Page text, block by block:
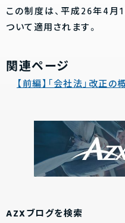
この制度は、平成26年4
ついて適用されます。
関連ページ
【前編】「会社法」改正
AZXブログを検索